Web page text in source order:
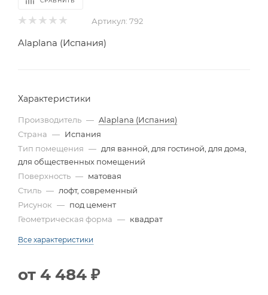
Артикул: 792
Alaplana (Испания)
Характеристики
Производитель — Alaplana (Испания)
Страна — Испания
Тип помещения — для ванной, для гостиной, для дома,
для общественных помещений
Поверхность — матовая
Стиль — лофт, современный
Рисунок — под цемент
Геометрическая форма — квадрат
Все характеристики
от 4 484 ₽